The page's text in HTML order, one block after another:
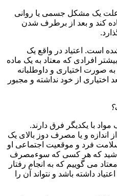
یک مشکل جسمی یا روانی
کند و بعد از برطرف شدن
است. اعتیاد در واقع یک
افرادی که معتاد به یک ماده
به صورت اختیاری و داوطلبانه
اختیاری از خود نداشته و مجبور
با یکدیگر فرق دارند.
و یا مصرف دوز بالای یک
فرد و موقعیت اجتماعی او
باشید که هر کسی که سوءمصرف
می گوییم که به انجام رفتار
داشته باشد و نتواند آن را